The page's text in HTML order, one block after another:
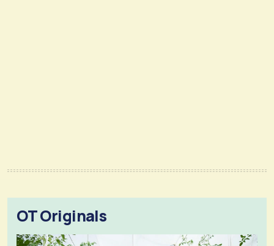
OT Originals